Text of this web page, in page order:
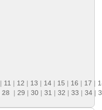
| 11 | 12 | 13 | 14 | 15 | 16 | 17 |
28 | 29 | 30 | 31 | 32 | 33 | 34 |